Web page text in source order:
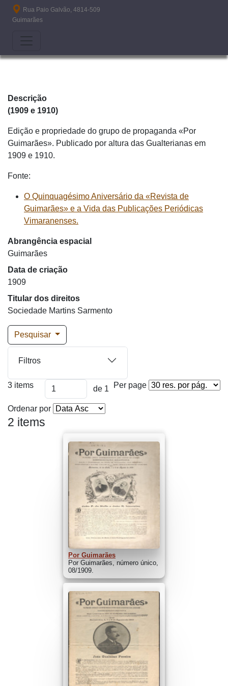
Passar para o conteúdo principal
Rua Paio Galvão, 4814-509
Guimarães
Descrição
(1909 e 1910)
Edição e propriedade do grupo de propaganda «Por
Guimarães». Publicado por altura das Gualterianas em
1909 e 1910.
Fonte:
O Quinquagésimo Aniversário da «Revista de
Guimarães» e a Vida das Publicações Periódicas
Vimaranenses.
Abrangência espacial
Guimarães
Data de criação
1909
Titular dos direitos
Sociedade Martins Sarmento
Pesquisar
Filtros
3 items de 1 Per page
Ordenar por
2 items
Por Guimarães
Por Guimarães, número único,
08/1909.